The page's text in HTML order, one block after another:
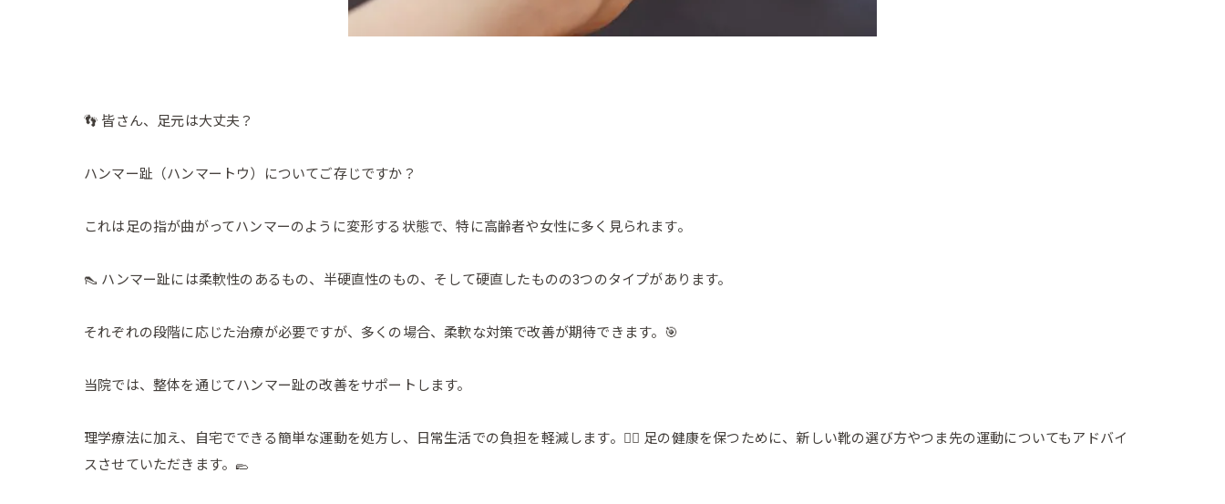
👣 皆さん、足元は大丈夫？
ハンマー趾（ハンマートウ）についてご存じですか？
これは足の指が曲がってハンマーのように変形する状態で、特に高齢者や女性に多く見られます。
👠 ハンマー趾には柔軟性のあるもの、半硬直性のもの、そして硬直したものの3つのタイプがあります。
それぞれの段階に応じた治療が必要ですが、多くの場合、柔軟な対策で改善が期待できます。🎯
当院では、整体を通じてハンマー趾の改善をサポートします。
理学療法に加え、自宅でできる簡単な運動を処方し、日常生活での負担を軽減します。🧘‍♂️ 足の健康を保つために、新しい靴の選び方やつま先の運動についてもアドバイ
スさせていただきます。🥿